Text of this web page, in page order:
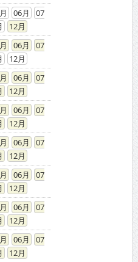
06
07
12
06
07
12
06
07
12
06
07
12
06
07
12
06
07
12
06
07
12
06
07
12